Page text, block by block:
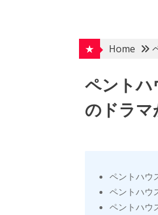
★
Home
ペントハ
のドラマ
ペントハウ
ペントハウ
ペントハウ